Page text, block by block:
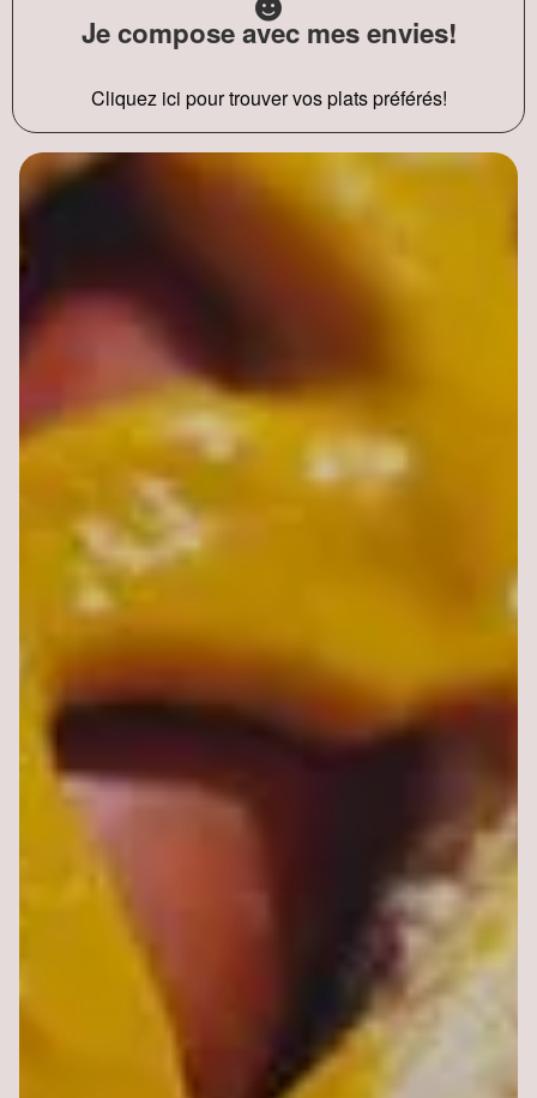
Je compose avec mes envies!
Cliquez ici pour trouver vos plats préférés!